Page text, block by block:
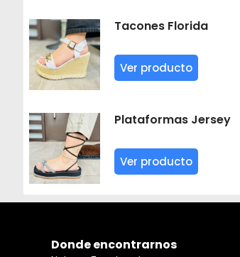
Tacones Florida
Ver producto
Plataformas Jersey
Ver producto
Donde encontrarnos